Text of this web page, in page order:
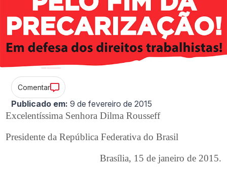
Comentar
Publicado em: 9 de fevereiro de 2015
Excelentíssima Senhora Dilma Rousseff
Presidente da República Federativa do Brasil
Brasília, 15 de janeiro de 2015.